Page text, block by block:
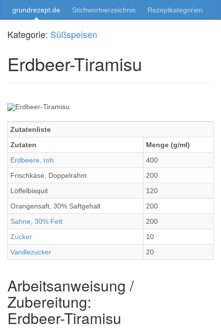
grundrezept.de Stichwortverzeichnis Rezeptkategorien
Kategorie: Süßspeisen
Erdbeer-Tiramisu
Zutatenliste
Zutaten
Menge (g/ml)
Erdbeere, roh
400
Frischkäse, Doppelrahm
200
Löffelbisquit
120
Orangensaft, 30% Saftgehalt
200
Sahne, 30% Fett
200
Zucker
10
Vanillezucker
20
Arbeitsanweisung /
Zubereitung:
Erdbeer-Tiramisu